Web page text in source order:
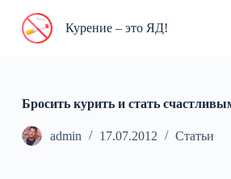
П
и
Курение – это ЯД!
Бросить курить и стать
admin 17.07.2012 Статьи